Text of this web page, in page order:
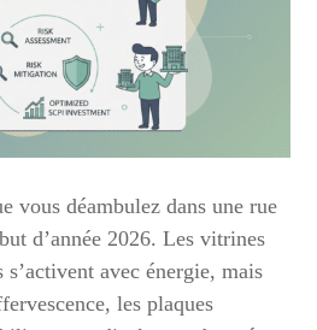
vous déambulez dans une rue
d’année 2026. Les vitrines
avec énergie, mais
les plaques